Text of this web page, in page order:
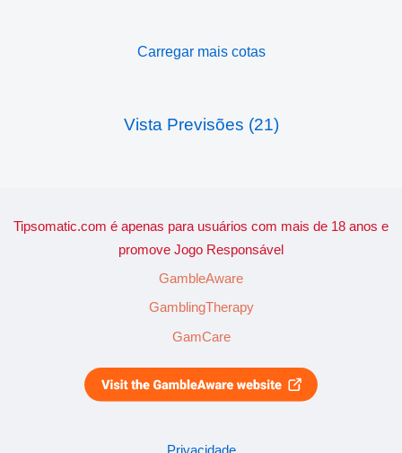
Carregar mais cotas
Vista Previsões (21)
Tipsomatic.com é apenas para usuários com mais de 18 anos e
promove Jogo Responsável
GambleAware
GamblingTherapy
GamCare